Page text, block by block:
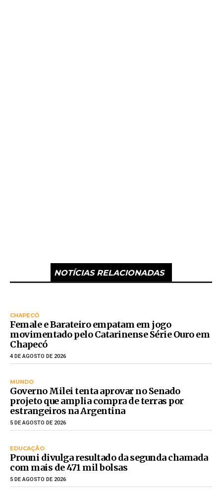
NOTÍCIAS RELACIONADAS
CHAPECÓ
Female e Barateiro empatam em jogo
movimentado pelo Catarinense Série Ouro em
Chapecó
4 DE AGOSTO DE 2026
MUNDO
Governo Milei tenta aprovar no Senado
projeto que amplia compra de terras por
estrangeiros na Argentina
5 DE AGOSTO DE 2026
EDUCAÇÃO
Prouni divulga resultado da segunda chamada
com mais de 471 mil bolsas
5 DE AGOSTO DE 2026